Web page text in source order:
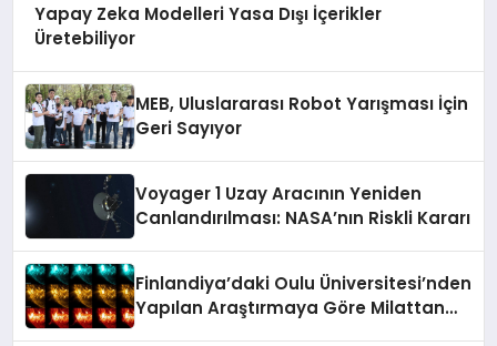
Yapay Zeka Modelleri Yasa Dışı İçerikler
Üretebiliyor
MEB, Uluslararası Robot Yarışması İçin
Geri Sayıyor
Voyager 1 Uzay Aracının Yeniden
Canlandırılması: NASA’nın Riskli Kararı
Finlandiya’daki Oulu Üniversitesi’nden
Yapılan Araştırmaya Göre Milattan